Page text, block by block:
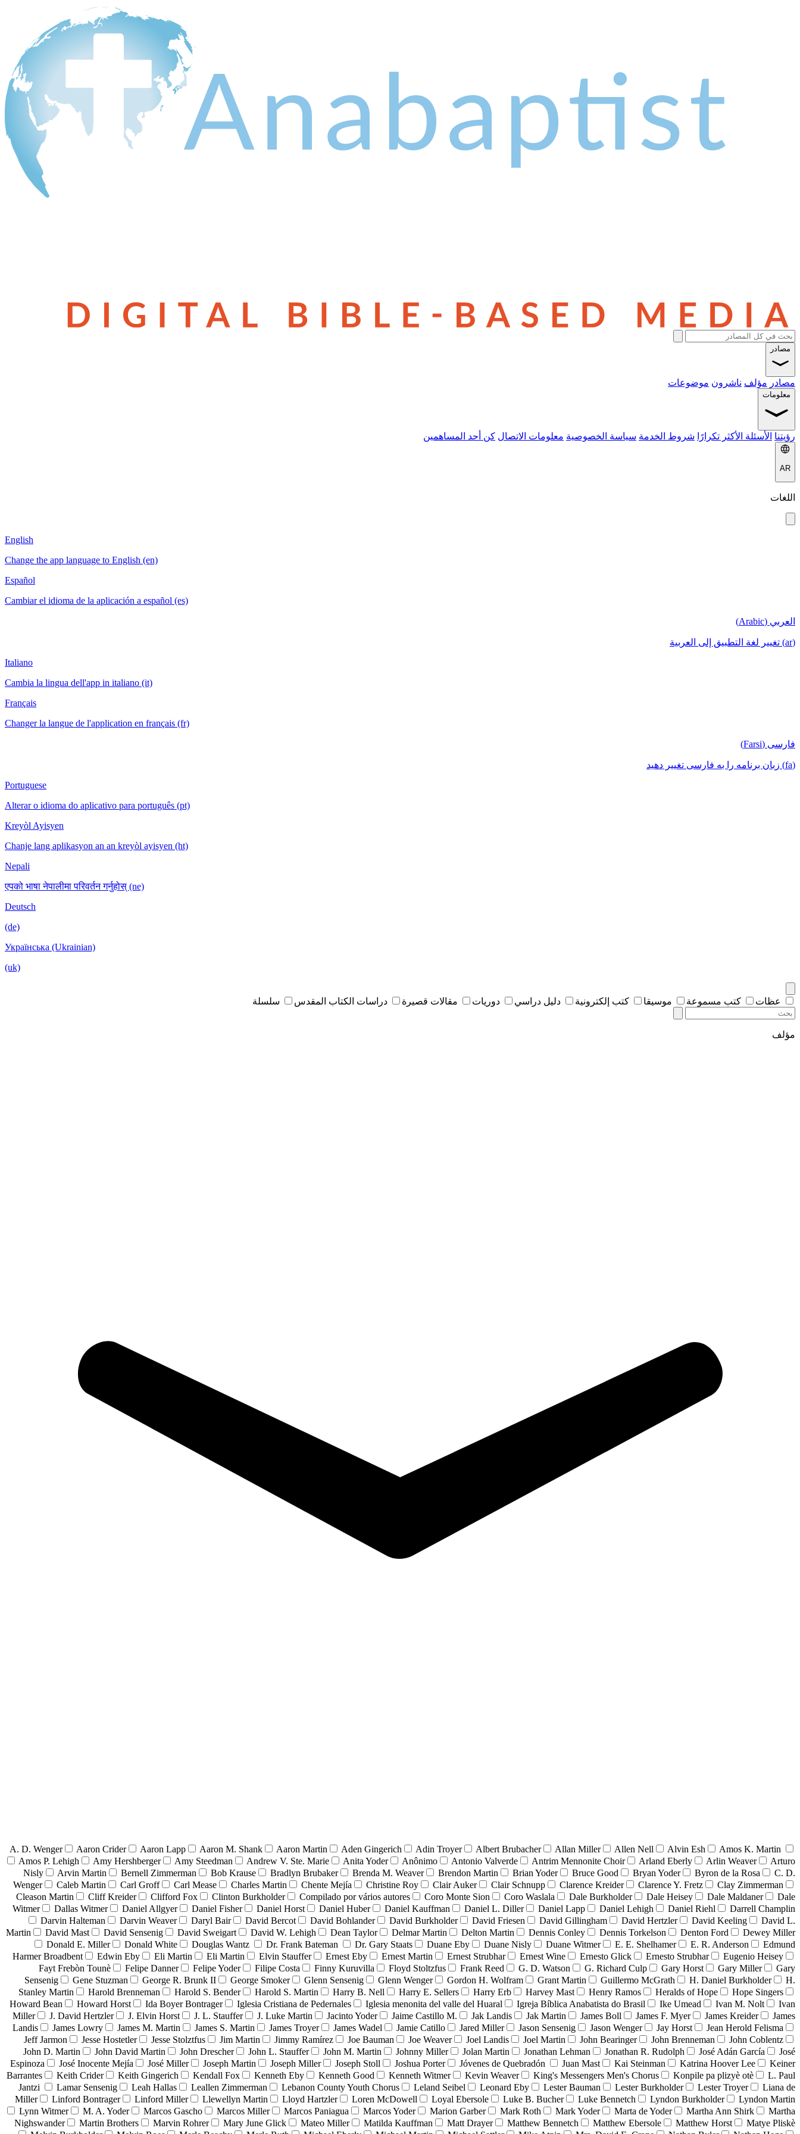
مصادر
مصادر مؤلف ناشرون موضوعات
معلومات
رؤيتنا الأسئلة الأكثر تكرارًا شروط الخدمة سياسة الخصوصية معلومات الاتصال كن أحد المساهمين
AR
اللغات
English
Change the app language to English (en)
Español
Cambiar el idioma de la aplicación a español (es)
العربي (Arabic)
(ar) تغيير لغة التطبيق إلى العربية
Italiano
Cambia la lingua dell'app in italiano (it)
Français
Changer la langue de l'application en français (fr)
فارسی (Farsi)
(fa) زبان برنامه را به فارسی تغییر دهید
Portuguese
Alterar o idioma do aplicativo para português (pt)
Kreyòl Ayisyen
Chanje lang aplikasyon an an kreyòl ayisyen (ht)
Nepali
एपको भाषा नेपालीमा परिवर्तन गर्नुहोस् (ne)
Deutsch
(de)
Українська (Ukrainian)
(uk)
عظات كتب مسموعة موسيقا كتب إلكترونية دليل دراسي دوريات مقالات قصيرة دراسات الكتاب المقدس سلسلة
مؤلف
A. D. Wenger Aaron Crider Aaron Lapp Aaron M. Shank Aaron Martin Aden Gingerich Adin Troyer Albert Brubacher Allan Miller Allen Nell Alvin Esh
Amos K. Martin
Amos P. Lehigh
Amy Hershberger Amy Steedman Andrew V. Ste. Marie Anita Yoder Anônimo Antonio Valverde Antrim Mennonite Choir Arland Eberly Arlin Weaver
Arturo
Nisly
Arvin Martin Bernell Zimmerman Bob Krause Bradlyn Brubaker Brenda M. Weaver Brendon Martin Brian Yoder Bruce Good Bryan Yoder Byron de la Rosa
C. D.
Wenger
Caleb Martin Carl Groff Carl Mease Charles Martin Chente Mejía Christine Roy Clair Auker Clair Schnupp Clarence Kreider Clarence Y. Fretz
Clay Zimmerman
Cleason Martin
Cliff Kreider Clifford Fox Clinton Burkholder Compilado por vários autores Coro Monte Sion Coro Waslala Dale Burkholder Dale Heisey Dale Maldaner
Dale
Witmer
Dallas Witmer Daniel Allgyer Daniel Fisher Daniel Horst Daniel Huber Daniel Kauffman Daniel L. Diller Daniel Lapp Daniel Lehigh Daniel Riehl
Darrell Champlin
Darvin Halteman
Darvin Weaver Daryl Bair David Bercot David Bohlander David Burkholder David Friesen David Gillingham David Hertzler David Keeling
David L.
Martin
David Mast David Sensenig David Sweigart David W. Lehigh Dean Taylor Delmar Martin Delton Martin Dennis Conley Dennis Torkelson Denton Ford
Dewey Miller
Donald E. Miller
Donald White Douglas Wantz Dr. Frank Bateman Dr. Gary Staats Duane Eby Duane Nisly Duane Witmer E. E. Shelhamer E. R. Anderson
Edmund
Harmer Broadbent
Edwin Eby Eli Martin Eli Martin Elvin Stauffer Ernest Eby Ernest Martin Ernest Strubhar Ernest Wine Ernesto Glick Ernesto Strubhar
Eugenio Heisey
Fayt Frebòn Tounè
Felipe Danner Felipe Yoder Filipe Costa Finny Kuruvilla Floyd Stoltzfus Frank Reed G. D. Watson G. Richard Culp Gary Horst Gary Miller
Gary
Sensenig
Gene Stuzman George R. Brunk II George Smoker Glenn Sensenig Glenn Wenger Gordon H. Wolfram Grant Martin Guillermo McGrath H. Daniel Burkholder
H.
Stanley Martin
Harold Brenneman Harold S. Bender Harold S. Martin Harry B. Nell Harry E. Sellers Harry Erb Harvey Mast Henry Ramos Heralds of Hope
Hope Singers
Howard Bean
Howard Horst Ida Boyer Bontrager Iglesia Cristiana de Pedernales Iglesia menonita del valle del Huaral Igreja Bíblica Anabatista do Brasil Ike Umead Ivan M. Nolt
Ivan
Miller
J. David Hertzler J. Elvin Horst J. L. Stauffer J. Luke Martin Jacinto Yoder Jaime Castillo M. Jak Landis Jak Martin James Boll James F. Myer James Kreider
James
Landis
James Lowry James M. Martin James S. Martin James Troyer James Wadel Jamie Catillo Jared Miller Jason Sensenig Jason Wenger Jay Horst
Jean Herold Felisma
Jeff Jarmon
Jesse Hostetler Jesse Stolztfus Jim Martin Jimmy Ramírez Joe Bauman Joe Weaver Joel Landis Joel Martin John Bearinger John Brenneman
John Coblentz
John D. Martin
John David Martin John Drescher John L. Stauffer John M. Martin Johnny Miller Jolan Martin Jonathan Lehman Jonathan R. Rudolph José Adán García
José
Espinoza
José Inocente Mejía José Miller Joseph Martin Joseph Miller Joseph Stoll Joshua Porter Jóvenes de Quebradón Juan Mast Kai Steinman Katrina Hoover Lee
Keiner
Barrantes
Keith Crider Keith Gingerich Kendall Fox Kenneth Eby Kenneth Good Kenneth Witmer Kevin Weaver King's Messengers Men's Chorus Konpile pa plizyè otè
L. Paul
Jantzi
Lamar Sensenig Leah Hallas Leallen Zimmerman Lebanon County Youth Chorus Leland Seibel Leonard Eby Lester Bauman Lester Burkholder Lester Troyer
Liana de
Miller
Linford Bontrager Linford Miller Llewellyn Martin Lloyd Hartzler Loren McDowell Loyal Ebersole Luke B. Bucher Luke Bennetch Lyndon Burkholder
Lyndon Martin
Lynn Witmer
M. A. Yoder Marcos Gascho Marcos Miller Marcos Paniagua Marcos Yoder Marion Garber Mark Roth Mark Yoder Marta de Yoder Martha Ann Shirk
Martha
Nighswander
Martin Brothers Marvin Rohrer Mary June Glick Mateo Miller Matilda Kauffman Matt Drayer Matthew Bennetch Matthew Ebersole Matthew Horst
Matye Pliskè